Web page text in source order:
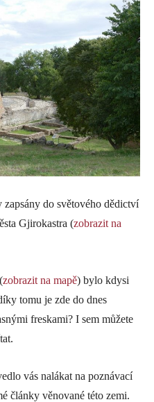
do světového dědictví
Gjirokastra (zobrazit na
zobrazit na mapě) bylo kdysi
tomu je zde do dnes
freskami? I sem můžete
vás nalákat na poznávací
články věnované této zemi.